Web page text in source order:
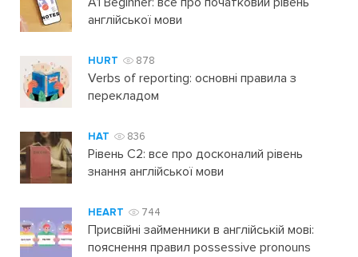
англійської мови
HURT 878
Verbs of reporting: основні правила з
перекладом
HAT 836
Рівень C2: все про досконалий рівень
знання англійської мови
HEART 744
Присвійні займенники в англійській мові:
пояснення правил possessive pronouns